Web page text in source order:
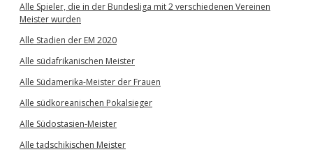
Alle Spieler, die in der Bundesliga mit 2 verschiedenen Vereinen
Meister wurden
Alle Stadien der EM 2020
Alle südafrikanischen Meister
Alle Südamerika-Meister der Frauen
Alle südkoreanischen Pokalsieger
Alle Südostasien-Meister
Alle tadschikischen Meister